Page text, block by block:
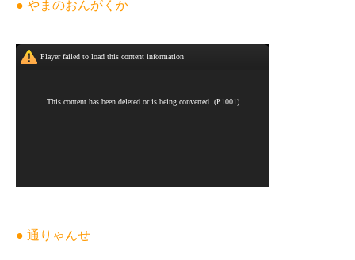
● やまのおんがくか
● 通りゃんせ